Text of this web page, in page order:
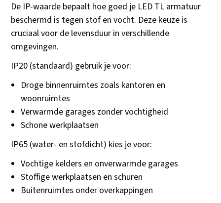
De IP-waarde bepaalt hoe goed je LED TL armatuur
beschermd is tegen stof en vocht. Deze keuze is
cruciaal voor de levensduur in verschillende
omgevingen.
IP20 (standaard) gebruik je voor:
Droge binnenruimtes zoals kantoren en
woonruimtes
Verwarmde garages zonder vochtigheid
Schone werkplaatsen
IP65 (water- en stofdicht) kies je voor:
Vochtige kelders en onverwarmde garages
Stoffige werkplaatsen en schuren
Buitenruimtes onder overkappingen